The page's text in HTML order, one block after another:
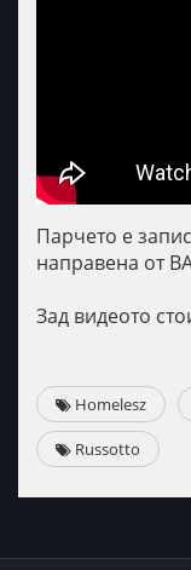
Парчето е
направена от
Зад видеото
Homelesz
Russotto